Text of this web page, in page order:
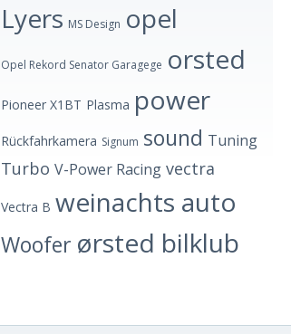
Lyers MS Design opel
Opel Rekord Senator Garagege orsted
Pioneer X1BT Plasma power
Rückfahrkamera Signum sound Tuning
Turbo V-Power Racing vectra
Vectra B weinachts auto
Woofer ørsted bilklub